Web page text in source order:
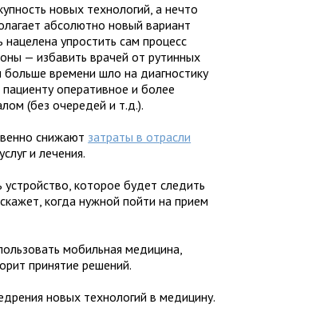
новых технологий, а нечто
абсолютно новый вариант
нацелена упростить сам процесс
— избавить врачей от рутинных
времени шло на диагностику
оперативное и более
(без очередей и т.д.).
снижают затраты в отрасли
и лечения.
которое будет следить
когда нужной пойти на прием
мобильная медицина,
принятие решений.
новых технологий в медицину.